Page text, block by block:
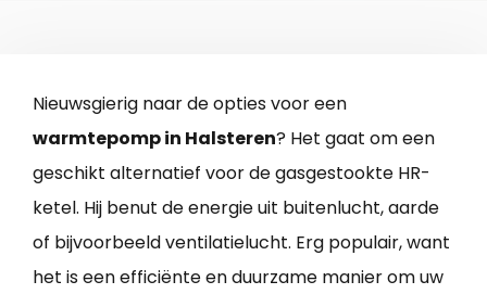
Nieuwsgierig naar de opties voor een
warmtepomp in Halsteren? Het gaat om een
geschikt alternatief voor de gasgestookte HR-
ketel. Hij benut de energie uit buitenlucht, aarde
of bijvoorbeeld ventilatielucht. Erg populair, want
het is een efficiënte en duurzame manier om uw